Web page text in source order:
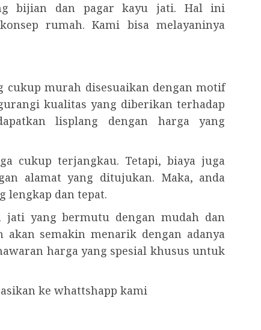
bijian dan pagar kayu jati. Hal ini
rumah. Kami bisa melayaninya
cukup murah disesuaikan dengan motif
kualitas yang diberikan terhadap
lisplang dengan harga yang
cukup terjangkau. Tetapi, biaya juga
alamat yang ditujukan. Maka, anda
lengkap dan tepat.
yang bermutu dengan mudah dan
semakin menarik dengan adanya
harga yang spesial khusus untuk
ke whattshapp kami